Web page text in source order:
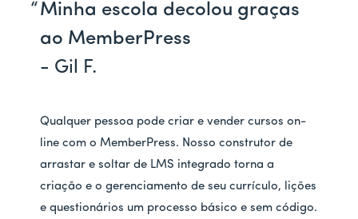
Minha escola decolou graças
ao MemberPress
- Gil F.
Qualquer pessoa pode criar e vender cursos on-
line com o MemberPress. Nosso construtor de
arrastar e soltar de LMS integrado torna a
criação e o gerenciamento de seu currículo, lições
e questionários um processo básico e sem código.